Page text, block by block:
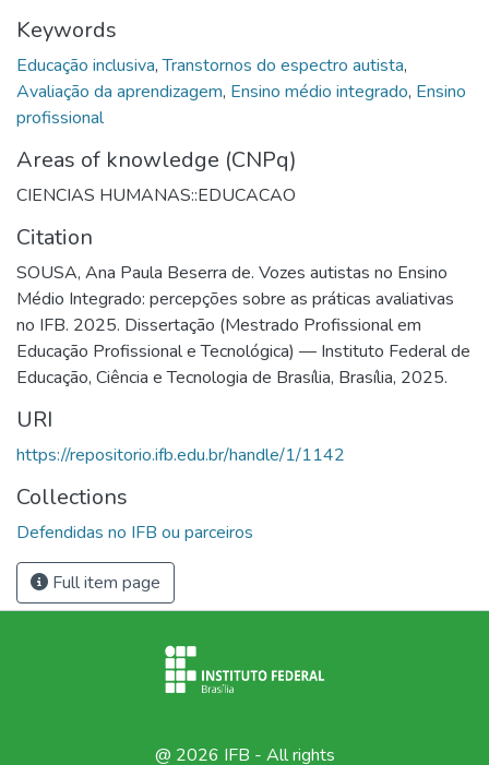
Keywords
Educação inclusiva,Transtornos do espectro autista,
Avaliação da aprendizagem, Ensino médio integrado, Ensino
profissional
Areas of knowledge (CNPq)
CIENCIAS HUMANAS::EDUCACAO
Citation
SOUSA, Ana Paula Beserra de. Vozes autistas no Ensino
Médio Integrado: percepções sobre as práticas avaliativas
no IFB. 2025. Dissertação (Mestrado Profissional em
Educação Profissional e Tecnológica) — Instituto Federal de
Educação, Ciência e Tecnologia de Brasília, Brasília, 2025.
URI
https://repositorio.ifb.edu.br/handle/1/1142
Collections
Defendidas no IFB ou parceiros
Full item page
@ 2026 IFB - All rights